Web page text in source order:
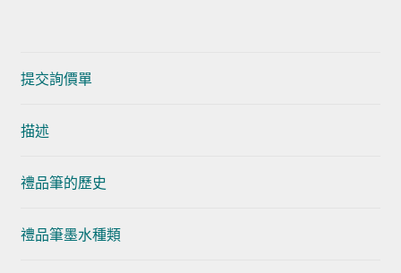
提交詢價單
描述
禮品筆的歷史
禮品筆墨水種類